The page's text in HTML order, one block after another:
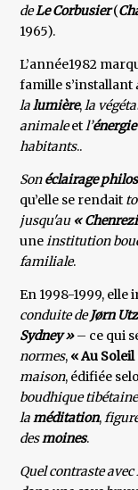
deLeCorbusier(
1965).
L’année1982
famille s’installant
lalumière,la
animaleetl’énergie
habitants..
Sonéclairage
qu’elle se rendait
jusqu'au «
uneinstitution
familiale.
En 1998-1999, elle
conduite deJørn
Sydney »– ce qui
normes, « Au
maison, édifiée
boudhique tibétaine
laméditation,
desmoines.
Quel contraste avec